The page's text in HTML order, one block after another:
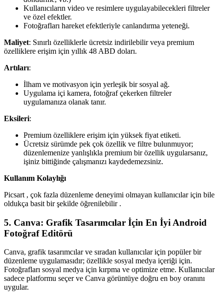
Kullanıcıların video ve resimlere uygulayabilecekleri filtreler
ve özel efektler.
Fotoğrafları hareket efektleriyle canlandırma yeteneği.
Maliyet: Sınırlı özelliklerle ücretsiz indirilebilir veya premium
özelliklere erişim için yıllık 48 ABD doları.
Artıları:
İlham ve motivasyon için yerleşik bir sosyal ağ.
Uygulama içi kamera, fotoğraf çekerken filtreler
uygulamanıza olanak tanır.
Eksileri:
Premium özelliklere erişim için yüksek fiyat etiketi.
Ücretsiz sürümde pek çok özellik ve filtre bulunmuyor;
düzenlemenize yanlışlıkla premium bir özellik uygularsanız,
işiniz bittiğinde çalışmanızı kaydedemezsiniz.
Kullanım Kolaylığı
Picsart , çok fazla düzenleme deneyimi olmayan kullanıcılar için bile
oldukça basit bir şekilde öğrenilebilir .
5. Canva: Grafik Tasarımcılar İçin En İyi Android
Fotoğraf Editörü
Canva, grafik tasarımcılar ve sıradan kullanıcılar için popüler bir
düzenleme uygulamasıdır; özellikle sosyal medya içeriği için.
Fotoğrafları sosyal medya için kırpma ve optimize etme. Kullanıcılar
sadece platformu seçer ve Canva görüntüye doğru en boy oranını
uygular.